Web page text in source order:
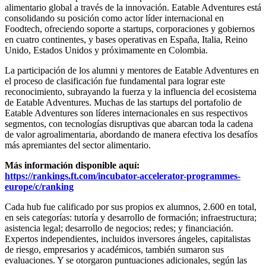
alimentario global a través de la innovación. Eatable Adventures está
consolidando su posición como actor líder internacional en
Foodtech, ofreciendo soporte a startups, corporaciones y gobiernos
en cuatro continentes, y bases operativas en España, Italia, Reino
Unido, Estados Unidos y próximamente en Colombia.
La participación de los alumni y mentores de Eatable Adventures en
el proceso de clasificación fue fundamental para lograr este
reconocimiento, subrayando la fuerza y ​​la influencia del ecosistema
de Eatable Adventures. Muchas de las startups del portafolio de
Eatable Adventures son líderes internacionales en sus respectivos
segmentos, con tecnologías disruptivas que abarcan toda la cadena
de valor agroalimentaria, abordando de manera efectiva los desafíos
más apremiantes del sector alimentario.
Más información disponible aquí:
https://rankings.ft.com/incubator-accelerator-programmes-
europe/c/ranking
Cada hub fue calificado por sus propios ex alumnos, 2.600 en total,
en seis categorías: tutoría y desarrollo de formación; infraestructura;
asistencia legal; desarrollo de negocios; redes; y financiación.
Expertos independientes, incluidos inversores ángeles, capitalistas
de riesgo, empresarios y académicos, también sumaron sus
evaluaciones. Y se otorgaron puntuaciones adicionales, según las